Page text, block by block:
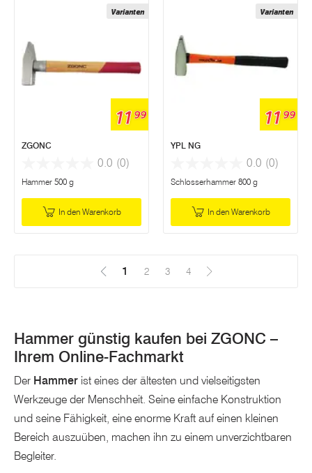
Varianten
1199
ZGONC
0.0 (0)
Hammer 500 g
In den Warenkorb
Varianten
1199
YPL NG
0.0 (0)
Schlosserhammer 800 g
In den Warenkorb
1 (Aktuell)
2 3 4
Hammer günstig kaufen bei ZGONC –
Ihrem Online-Fachmarkt
Der Hammer ist eines der ältesten und vielseitigsten
Werkzeuge der Menschheit. Seine einfache Konstruktion
und seine Fähigkeit, eine enorme Kraft auf einen kleinen
Bereich auszuüben, machen ihn zu einem unverzichtbaren
Begleiter.